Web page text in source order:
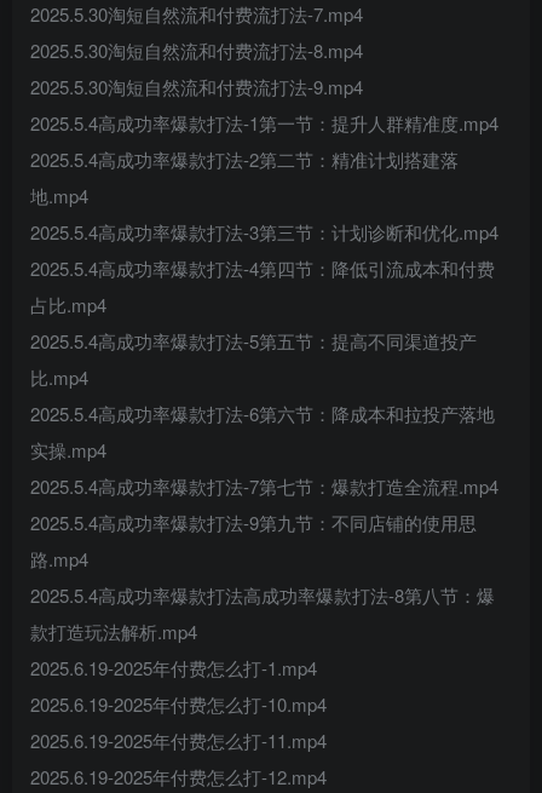
2025.5.30淘短自然流和付费流打法-7.mp4
2025.5.30淘短自然流和付费流打法-8.mp4
2025.5.30淘短自然流和付费流打法-9.mp4
2025.5.4高成功率爆款打法-1第一节：提升人群精准度.mp4
2025.5.4高成功率爆款打法-2第二节：精准计划搭建落
地.mp4
2025.5.4高成功率爆款打法-3第三节：计划诊断和优化.mp4
2025.5.4高成功率爆款打法-4第四节：降低引流成本和付费
占比.mp4
2025.5.4高成功率爆款打法-5第五节：提高不同渠道投产
比.mp4
2025.5.4高成功率爆款打法-6第六节：降成本和拉投产落地
实操.mp4
2025.5.4高成功率爆款打法-7第七节：爆款打造全流程.mp4
2025.5.4高成功率爆款打法-9第九节：不同店铺的使用思
路.mp4
2025.5.4高成功率爆款打法高成功率爆款打法-8第八节：爆
款打造玩法解析.mp4
2025.6.19-2025年付费怎么打-1.mp4
2025.6.19-2025年付费怎么打-10.mp4
2025.6.19-2025年付费怎么打-11.mp4
2025.6.19-2025年付费怎么打-12.mp4